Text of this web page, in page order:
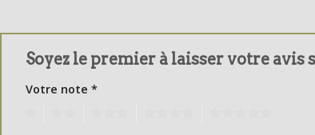
Soyez le premier à laisser votre avis
Votre note *